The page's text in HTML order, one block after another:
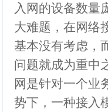
入网的设备数量
大难题，在网络
基本没有考虑，
问题就成为重中
网是针对一个业
势下，一种接入